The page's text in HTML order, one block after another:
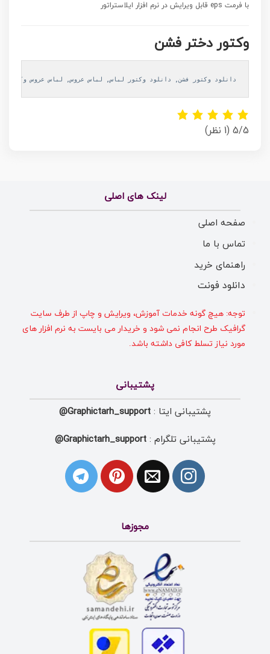
با فرمت eps قابل ویرایش در نرم افزار ایلاستراتور
وکتور دختر فشن
دانلود وکتور فشن دانلود وکتور لباس, لباس عروس, لباس عروس وکتور
5/5 (1 نظر)
لینک های اصلی
صفحه اصلی
تماس با ما
راهنمای خرید
دانلود فونت
توجه: هیچ گونه خدمات آموزش، ویرایش و چاپ از طرف سایت
گرافیک طرح انجام نمی شود و خریدار می بایست به نرم افزار های
مورد نیاز تسلط کافی داشته باشد.
پشتیبانی
پشتیبانی ایتا : Graphictarh_support@
پشتیبانی تلگرام :Graphictarh_support@
مجوزها